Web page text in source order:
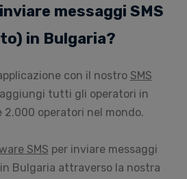
messaggi SMS
in Bulgaria?
con il nostro SMS
tutti gli operatori in
2.000 operatori nel mondo.
SMS per inviare messaggi
Bulgaria attraverso la nostra